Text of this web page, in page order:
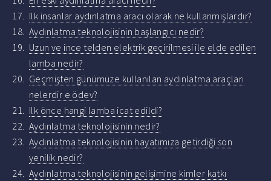
Ilk insanlar aydınlatma aracı olarak ne kullanmışlardır?
Aydınlatma teknolojisinin başlangıcı nedir?
Uzun ve ince telden elektrik geçirilmesi ile elde edilen
lamba nedir?
Geçmişten günümüze kullanılan aydınlatma araçları
nelerdir e ödev?
Ilk önce hangi lamba icat edildi?
Aydınlatma teknolojisinin nedir?
Aydınlatma teknolojisinin hayatımıza getirdiği son
yenilik nedir?
Aydınlatma teknolojisinin gelişimine kimler katkı